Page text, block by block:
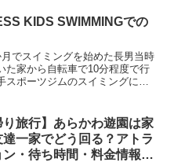
ます。KIDS SWIMMINGでの
でスイミングを始めた長男当時
た家から自転車で10分程度で行
スポーツジムのスイミングに通
園入園の前月のタイミングでし
保育...
り旅行】あらかわ遊園は家
達一家でどう回る？アトラ
ン・待ち時間・料金情報ま